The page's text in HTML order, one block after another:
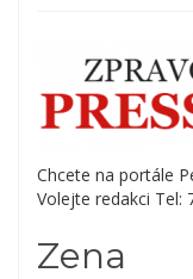
Chcete na portále
Volejte redakci Tel:
Zena